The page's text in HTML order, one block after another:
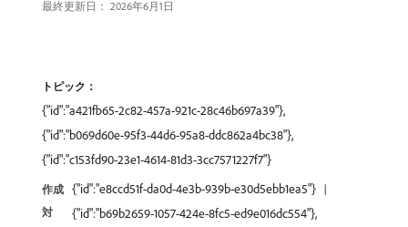
最終更新日： 2026年6月1日
トピック：
{"id":"a421fb65-2c82-457a-921c-28c46b697a39"},
{"id":"b069d60e-95f3-44d6-95a8-ddc862a4bc38"},
{"id":"c153fd90-23e1-4614-81d3-3cc7571227f7"}
作成
対
{"id":"e8ccd51f-da0d-4e3b-939b-e30d5ebb1ea5"}
{"id":"b69b2659-1057-424e-8fc5-ed9e016dc554"},